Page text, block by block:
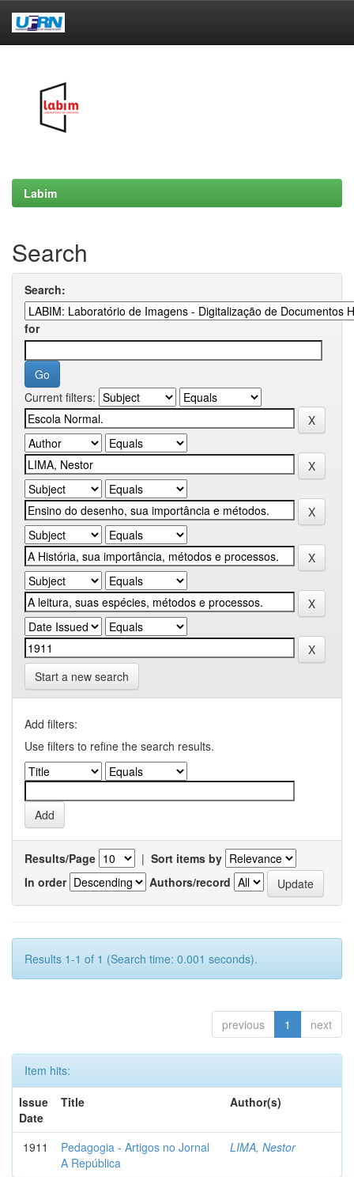
Labim
Search
Search:
for
Current filters:
Start a new search
Add filters:
Use filters to refine the search results.
Results/Page | Sort items by
In order
Authors/record
Results 1-1 of 1 (Search time: 0.001 seconds).
previous 1 next
Item hits:
Issue
Date
Title Author(s)
1911
Pedagogia - Artigos no Jornal
A República
LIMA, Nestor